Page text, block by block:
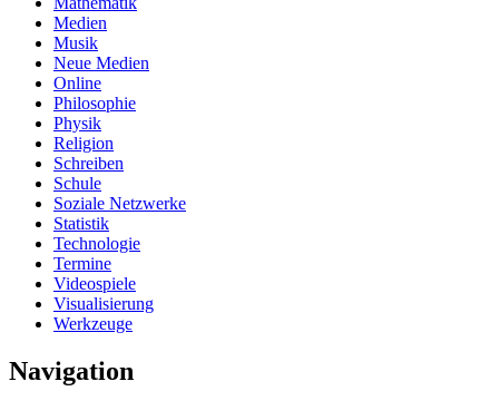
Medien
Musik
Neue Medien
Online
Philosophie
Physik
Religion
Schreiben
Schule
Soziale Netzwerke
Statistik
Technologie
Termine
Videospiele
Visualisierung
Werkzeuge
Navigation